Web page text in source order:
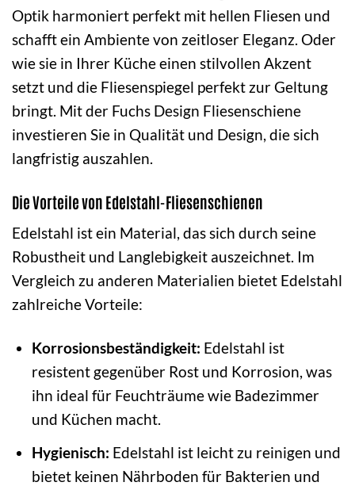
Optik harmoniert perfekt mit hellen Fliesen und
schafft ein Ambiente von zeitloser Eleganz. Oder
wie sie in Ihrer Küche einen stilvollen Akzent
setzt und die Fliesenspiegel perfekt zur Geltung
bringt. Mit der Fuchs Design Fliesenschiene
investieren Sie in Qualität und Design, die sich
langfristig auszahlen.
Die Vorteile von Edelstahl-Fliesenschienen
Edelstahl ist ein Material, das sich durch seine
Robustheit und Langlebigkeit auszeichnet. Im
Vergleich zu anderen Materialien bietet Edelstahl
zahlreiche Vorteile:
Korrosionsbeständigkeit: Edelstahl ist
resistent gegenüber Rost und Korrosion, was
ihn ideal für Feuchträume wie Badezimmer
und Küchen macht.
Hygienisch: Edelstahl ist leicht zu reinigen und
bietet keinen Nährboden für Bakterien und